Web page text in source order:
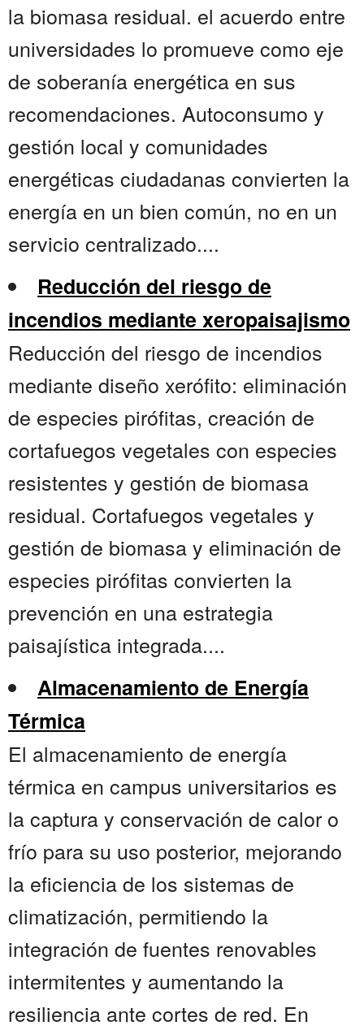
la biomasa residual. el acuerdo entre
universidades lo promueve como eje
de soberanía energética en sus
recomendaciones. Autoconsumo y
gestión local y comunidades
energéticas ciudadanas convierten la
energía en un bien común, no en un
servicio centralizado....
Reducción del riesgo de
incendios mediante xeropaisajismo
Reducción del riesgo de incendios
mediante diseño xerófito: eliminación
de especies pirófitas, creación de
cortafuegos vegetales con especies
resistentes y gestión de biomasa
residual. Cortafuegos vegetales y
gestión de biomasa y eliminación de
especies pirófitas convierten la
prevención en una estrategia
paisajística integrada....
Almacenamiento de Energía
Térmica
El almacenamiento de energía
térmica en campus universitarios es
la captura y conservación de calor o
frío para su uso posterior, mejorando
la eficiencia de los sistemas de
climatización, permitiendo la
integración de fuentes renovables
intermitentes y aumentando la
resiliencia ante cortes de red. En